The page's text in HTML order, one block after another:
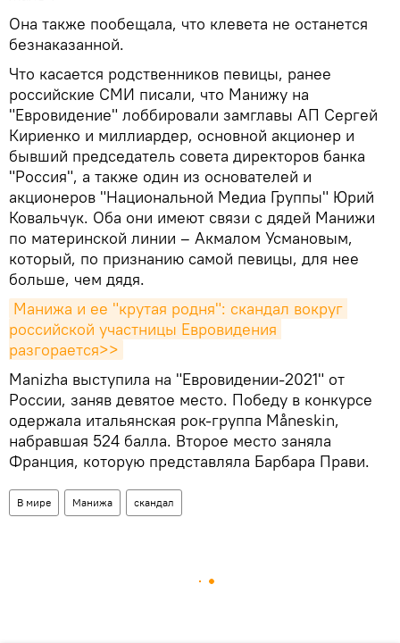
Она также пообещала, что клевета не останется
безнаказанной.
Что касается родственников певицы, ранее
российские СМИ писали, что Манижу на
"Евровидение" лоббировали замглавы АП Сергей
Кириенко и миллиардер, основной акционер и
бывший председатель совета директоров банка
"Россия", а также один из основателей и
акционеров "Национальной Медиа Группы" Юрий
Ковальчук. Оба они имеют связи с дядей Манижи
по материнской линии – Акмалом Усмановым,
который, по признанию самой певицы, для нее
больше, чем дядя.
Манижа и ее "крутая родня": скандал вокруг
российской участницы Евровидения
разгорается>>
Manizha выступила на "Евровидении-2021" от
России, заняв девятое место. Победу в конкурсе
одержала итальянская рок-группа Måneskin,
набравшая 524 балла. Второе место заняла
Франция, которую представляла Барбара Прави.
В мире Манижа скандал